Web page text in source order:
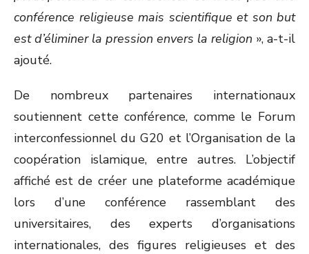
conférence religieuse mais scientifique et son but
est d’éliminer la pression envers la religion », a-t-il
ajouté.
De nombreux partenaires internationaux
soutiennent cette conférence, comme le Forum
interconfessionnel du G20 et l’Organisation de la
coopération islamique, entre autres. L’objectif
affiché est de créer une plateforme académique
lors d’une conférence rassemblant des
universitaires, des experts d’organisations
internationales, des figures religieuses et des